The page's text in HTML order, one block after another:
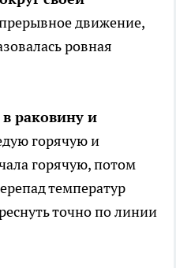
движение,
ровная
раковину и
горячую и
горячую, потом
температур
точно по линии